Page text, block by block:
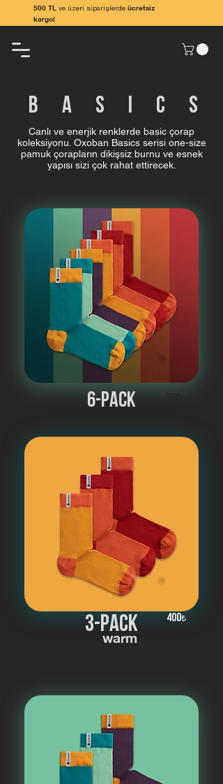
500 TL ve üzeri siparişlerde ücretsiz
kargo!
BASICS
Canlı ve enerjik renklerde basic çorap
koleksiyonu. Oxoban Basics serisi one-size
pamuk çorapların dikişsiz burnu ve esnek
yapısı sizi çok rahat ettirecek.
6-pack
400₺
3-pack
warm